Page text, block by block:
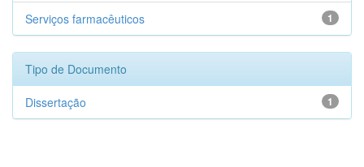
1
Serviços farmacêuticos
Tipo de Documento
1
Dissertação